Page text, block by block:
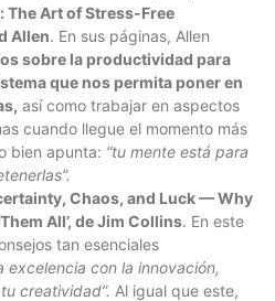
The Art of Stress-Free
Allen. En sus páginas, Allen
sobre la productividad para
que nos permita poner en
así como trabajar en aspectos
cuando llegue el momento más
bien apunta: “tu mente está para
Chaos, and Luck — Why
All’, de Jim Collins. En este
tan esenciales
excelencia con la innovación,
creatividad”. Al igual que este,